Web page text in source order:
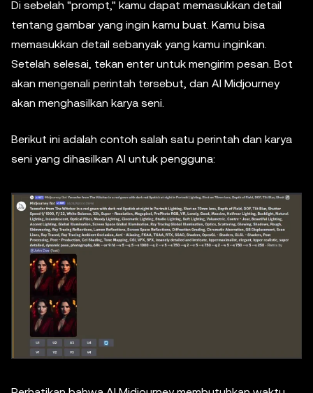
Di sebelah "prompt," kamu dapat memasukkan detail
tentang gambar yang ingin kamu buat. Kamu bisa
memasukkan detail sebanyak yang kamu inginkan.
Setelah selesai, tekan enter untuk mengirim pesan. Bot
akan mengenali perintah tersebut, dan AI Midjourney
akan menghasilkan karya seni.
Berikut ini adalah contoh salah satu perintah dan karya
seni yang dihasilkan AI untuk pengguna: